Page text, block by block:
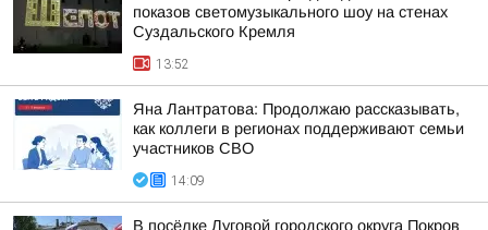
показов светомузыкального шоу на стенах
Суздальского Кремля
13:52
Яна Лантратова: Продолжаю рассказывать,
как коллеги в регионах поддерживают семьи
участников СВО
14:09
В посёлке Луговой городского округа Покров